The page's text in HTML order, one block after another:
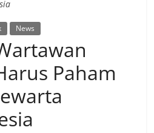
News
Paham